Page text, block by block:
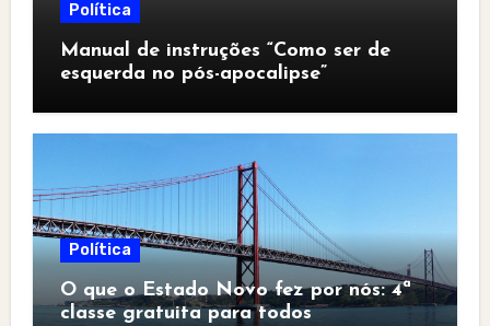
Política
Manual de instruções “Como ser de
esquerda no pós-apocalipse”
Política
O que o Estado Novo fez por nós: 4ª
classe gratuita para todos